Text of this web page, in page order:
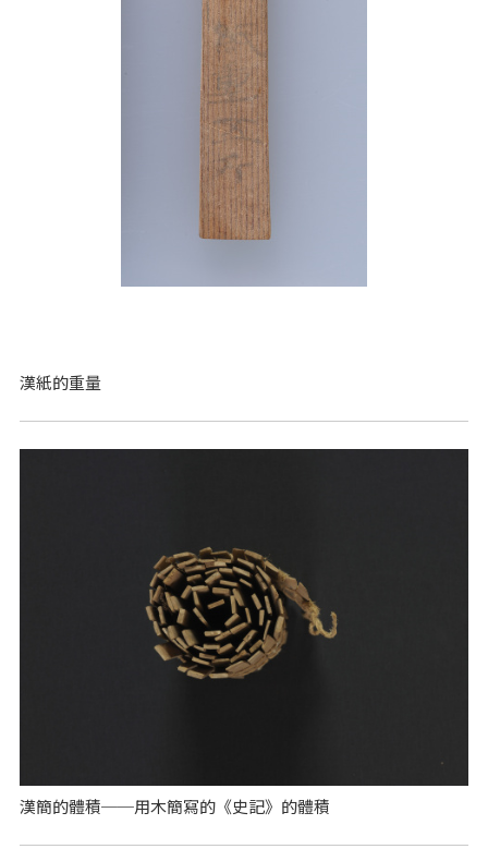
漢紙的重量
漢簡的體積──用木簡寫的《史記》的體積